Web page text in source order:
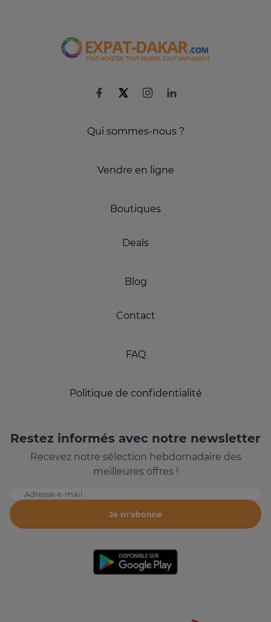
Qui sommes-nous ?
Vendre en ligne
Boutiques
Deals
Blog
Contact
FAQ
Politique de confidentialité
Restez informés avec notre newsletter
Recevez notre sélection hebdomadaire des
meilleures offres !
Adresse e-mail
Je m'abonne